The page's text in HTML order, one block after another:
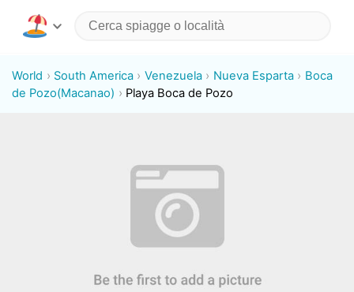
World South America Venezuela Nueva Esparta
Boca
de Pozo(Macanao)
Playa Boca de Pozo